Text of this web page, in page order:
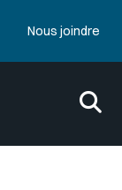
Nous joindre